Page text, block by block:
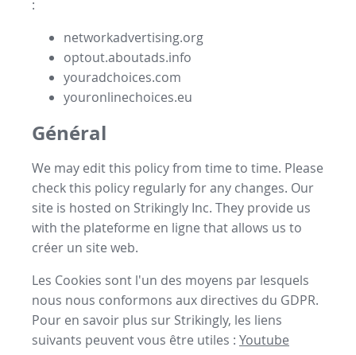
:
networkadvertising.org
optout.aboutads.info
youradchoices.com
youronlinechoices.eu
Général
We may edit this policy from time to time. Please
check this policy regularly for any changes. Our
site is hosted on Strikingly Inc. They provide us
with the plateforme en ligne that allows us to
créer un site web.
Les Cookies sont l'un des moyens par lesquels
nous nous conformons aux directives du GDPR.
Pour en savoir plus sur Strikingly, les liens
suivants peuvent vous être utiles : Youtube